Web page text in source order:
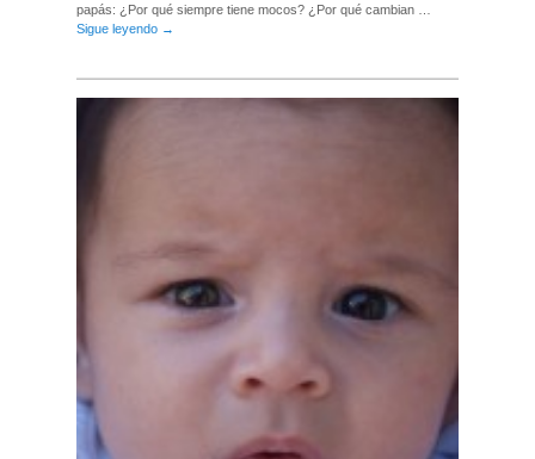
papás: ¿Por qué siempre tiene mocos? ¿Por qué cambian …
Sigue leyendo →